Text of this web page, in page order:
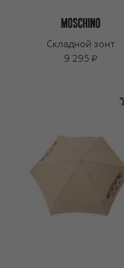
Складной зонт
9 295 ₽